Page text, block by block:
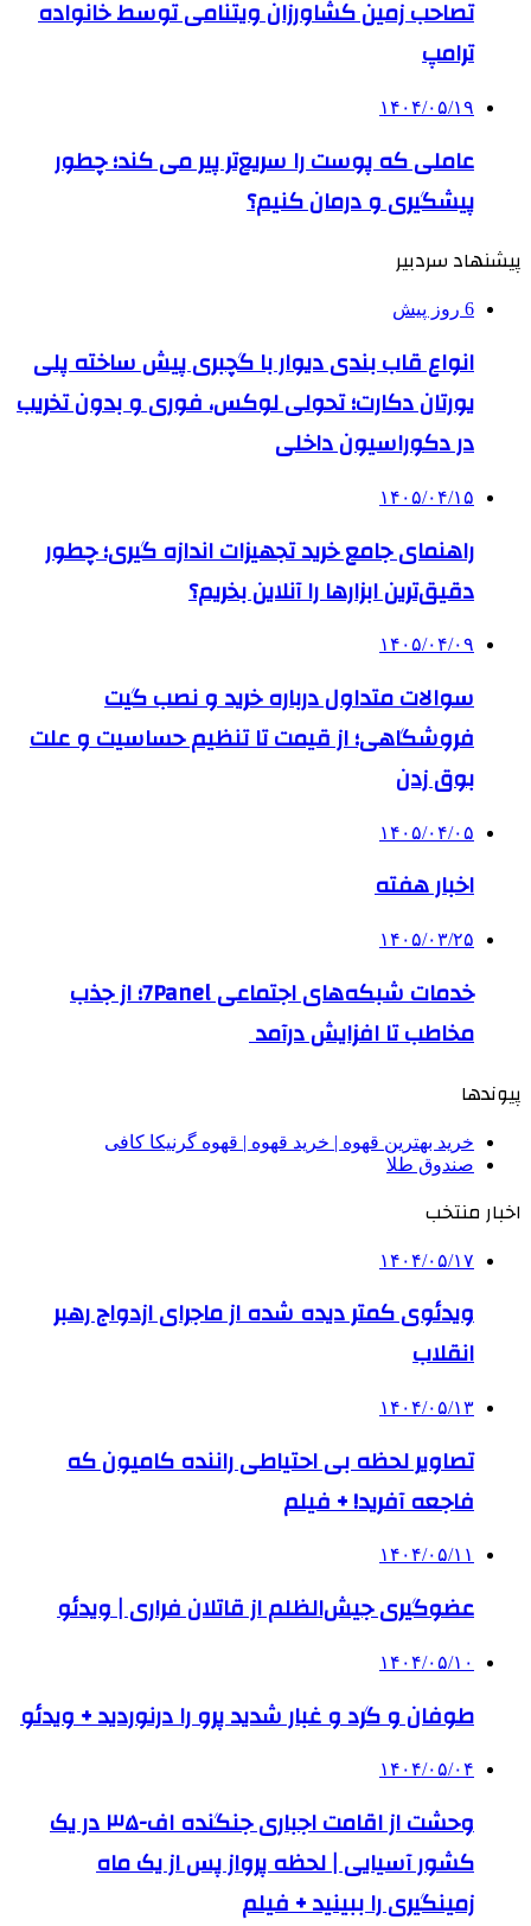
تصاحب زمین کشاورزان ویتنامی توسط خانواده
ترامپ
۱۴۰۴/۰۵/۱۹
عاملی که پوست را سریع‌تر پیر می کند؛ چطور
پیشگیری و درمان کنیم؟
پیشنهاد سردبیر
6 روز پیش
انواع قاب بندی دیوار با گچبری پیش ساخته پلی
یورتان دکارت؛ تحولی لوکس، فوری و بدون تخریب
در دکوراسیون داخلی
۱۴۰۵/۰۴/۱۵
راهنمای جامع خرید تجهیزات اندازه گیری؛ چطور
دقیق‌ترین ابزارها را آنلاین بخریم؟
۱۴۰۵/۰۴/۰۹
سوالات متداول درباره خرید و نصب گیت
فروشگاهی؛ از قیمت تا تنظیم حساسیت و علت
بوق زدن
۱۴۰۵/۰۴/۰۵
اخبار هفته
۱۴۰۵/۰۳/۲۵
خدمات شبکه‌های اجتماعی 7Panel؛ از جذب
مخاطب تا افزایش درآمد
پیوندها
خرید بهترین قهوه | خرید قهوه | قهوه گرنیکا کافی
صندوق طلا
اخبار منتخب
۱۴۰۴/۰۵/۱۷
ویدئوی کمتر دیده شده از ماجرای ازدواج رهبر
انقلاب
۱۴۰۴/۰۵/۱۳
تصاویر لحظه بی احتیاطی راننده کامیون که
فاجعه آفرید! + فیلم
۱۴۰۴/۰۵/۱۱
عضوگیری جیش‌الظلم از قاتلان فراری | ویدئو
۱۴۰۴/۰۵/۱۰
طوفان و گرد و غبار شدید پرو را درنوردید + ویدئو
۱۴۰۴/۰۵/۰۴
وحشت از اقامت اجباری جنگنده اف-۳۵ در یک
کشور آسیایی | لحظه پرواز پس از یک ماه
زمینگیری را ببینید + فیلم